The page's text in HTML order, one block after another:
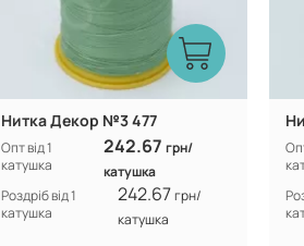
Нитка Декор №3 477
Опт від 1
катушка
242.67грн/
катушка
Роздріб від 1
катушка
242.67грн/
катушка